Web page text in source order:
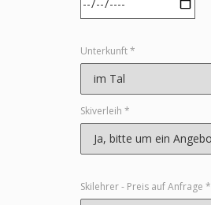
Unterkunft *
Skiverleih *
Skilehrer - Preis auf Anfrage *